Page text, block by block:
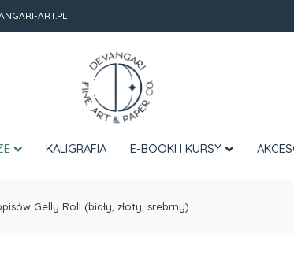
ART.PL
KALIGRAFIA E-BOOKI I KURSY
Gelly Roll (biały, złoty, srebrny)